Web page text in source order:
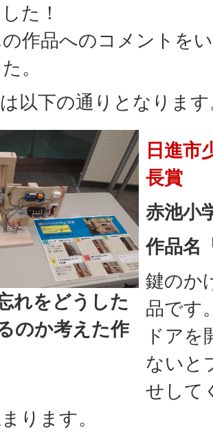
た！
作品へのコメントを
。
以下の通りとなりま
れをどうした
のか考えた作
日進市
長賞
赤池小
作品名
鍵のか
品です
ドアを
ないと
せして
ります。